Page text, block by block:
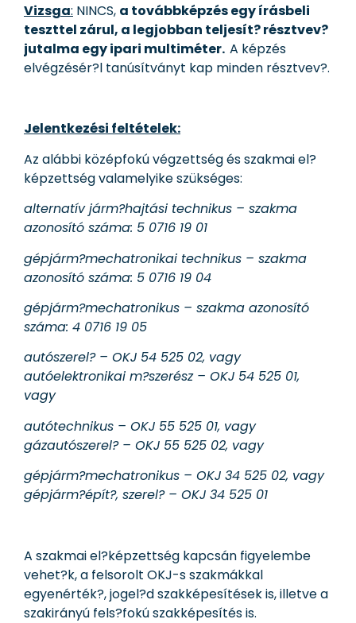
Vizsga: NINCS, a továbbképzés egy írásbeli
teszttel zárul, a legjobban teljesít? résztvev?
jutalma egy ipari multiméter. A képzés
elvégzésér?l tanúsítványt kap minden résztvev?.
Jelentkezési feltételek:
Az alábbi középfokú végzettség és szakmai el?
képzettség valamelyike szükséges:
alternatív járm?hajtási technikus – szakma
azonosító száma: 5 0716 19 01
gépjárm?mechatronikai technikus – szakma
azonosító száma: 5 0716 19 04
gépjárm?mechatronikus – szakma azonosító
száma: 4 0716 19 05
autószerel? – OKJ 54 525 02, vagy
autóelektronikai m?szerész – OKJ 54 525 01,
vagy
autótechnikus – OKJ 55 525 01, vagy
gázautószerel? – OKJ 55 525 02, vagy
gépjárm?mechatronikus – OKJ 34 525 02, vagy
gépjárm?épít?, szerel? – OKJ 34 525 01
A szakmai el?képzettség kapcsán figyelembe
vehet?k, a felsorolt OKJ-s szakmákkal
egyenérték?, jogel?d szakképesítések is, illetve a
szakirányú fels?fokú szakképesítés is.